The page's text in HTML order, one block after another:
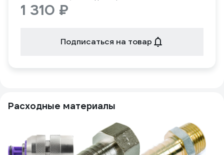
1 310 ₽
Подписаться на товар
Расходные материалы